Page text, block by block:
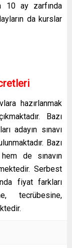
10 ay zarfında
da kurslar
hazırlanmak
Bazı
adayın sınavı
Bazı
de sınavın
Serbest
fiyat farkları
tecrübesine,